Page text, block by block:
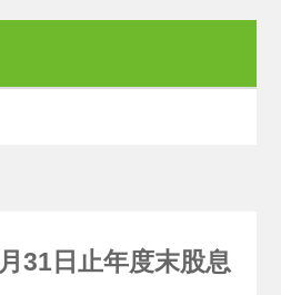
31日止年度末股息